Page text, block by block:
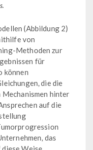
(Abbildung 2)
von
Methoden zur
für
können
die die
hinter
auf die
das